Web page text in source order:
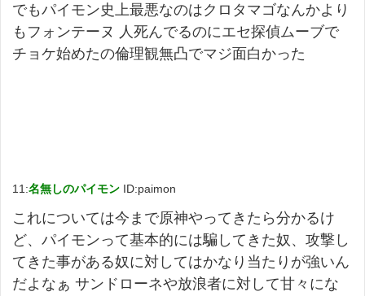
でもパイ モン史上最悪なのはクロタマゴなんかより
もフォンテーヌ 人死んでるのにエセ探偵ムーブで
チョケ始めたの倫理観無凸でマジ面白かった
11:名無しのパイモン ID:paimon
これについては今まで原神やってきたら分かるけ
ど、 パイ モンって基本的には騙してきた奴、攻撃し
てきた事がある奴に対してはかなり当たりが強いん
だよなぁ サンドローネや放浪者に対して甘々にな